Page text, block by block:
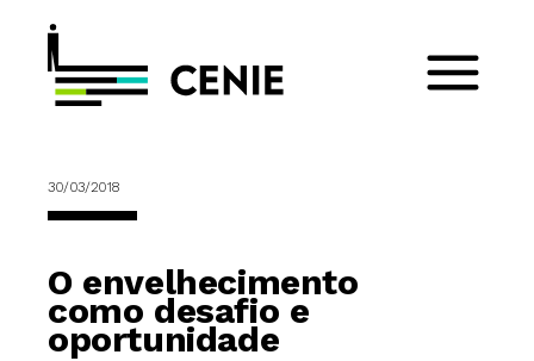
30/03/2018
O envelhecimento
como desafio e
oportunidade